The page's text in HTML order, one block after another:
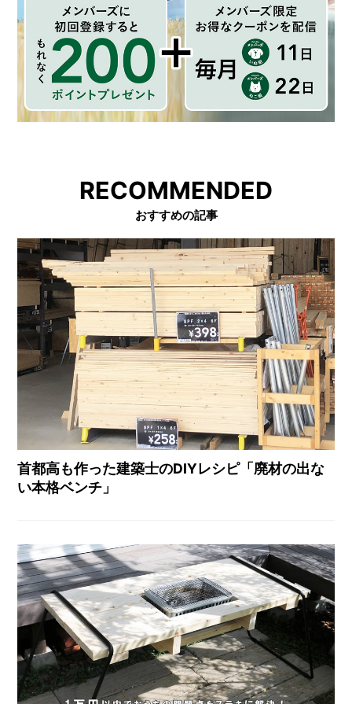
RECOMMENDED
おすすめの記事
首都高も作った建築士のDIYレシピ「廃材の出な
い本格ベンチ」